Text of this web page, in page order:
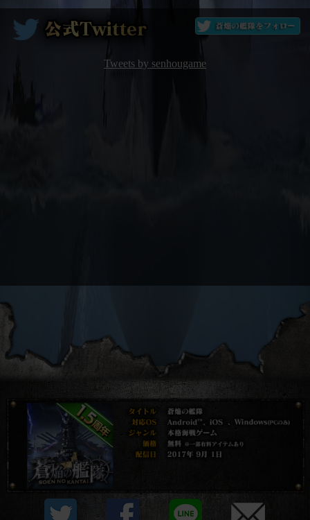
Tweets by senhougame
プライバシーポリシー
他社モジュール等について
資金決済法に基づく表示